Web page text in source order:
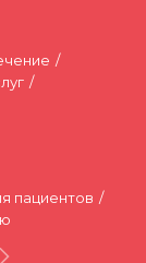
пациентов